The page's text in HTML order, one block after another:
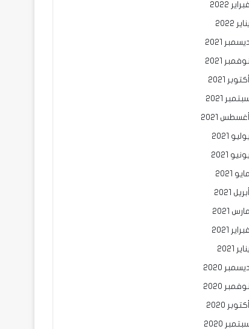
فبراير 2022
يناير 2022
ديسمبر 2021
نوفمبر 2021
أكتوبر 2021
سبتمبر 2021
أغسطس 2021
يوليو 2021
يونيو 2021
مايو 2021
أبريل 2021
مارس 2021
فبراير 2021
يناير 2021
ديسمبر 2020
نوفمبر 2020
أكتوبر 2020
سبتمبر 2020